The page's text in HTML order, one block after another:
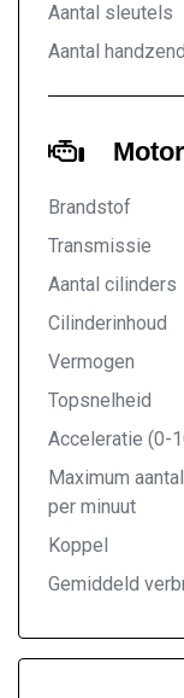
Aantal sleutels
Aantal
Brandstof
Transmissie
Aantal cilinders
Cilinderinhoud
Vermogen
Topsnelheid
Acceleratie (0-
Maximum
per minuut
Koppel
Gemiddeld